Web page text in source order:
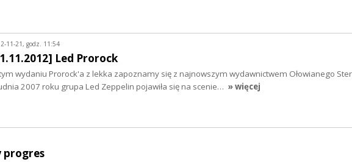
11-21, godz. 11:54
Led Prorock
wydaniu Prorock'a z lekka zapoznamy się z najnowszym wydawnictwem Ołowianego
2007 roku grupa Led Zeppelin pojawiła się na scenie… » więcej
progres